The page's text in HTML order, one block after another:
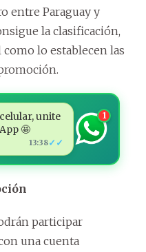
entre Paraguay y
la clasificación,
lo establecen las
unite
🤩
13:38✓✓
1
participar
una cuenta